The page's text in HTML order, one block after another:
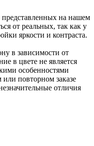
на нашем
от реальных, так как у
яркости и контраста.
в зависимости от
в цвете не является
особенностями
повторном заказе
отличия